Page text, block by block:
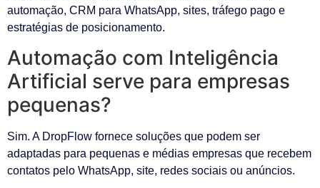
automação, CRM para WhatsApp, sites, tráfego pago e
estratégias de posicionamento.
Automação com Inteligência
Artificial serve para empresas
pequenas?
Sim. A DropFlow fornece soluções que podem ser
adaptadas para pequenas e médias empresas que recebem
contatos pelo WhatsApp, site, redes sociais ou anúncios.